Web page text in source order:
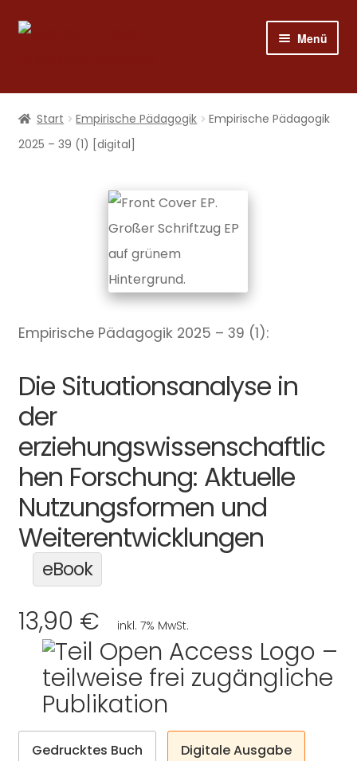
Zur
Zum
Menü
Shop
Programm
Start Empirische Pädagogik
Empirische Pädagogik
2025 – 39 (1) [digital]
Empirische Pädagogik 2025 – 39 (1):
Die Situationsanalyse in
der
erziehungswissenschaftlic
hen Forschung: Aktuelle
Nutzungsformen und
Weiterentwicklungen
eBook
13,90 € inkl. 7% MwSt.
Gedrucktes Buch Digitale Ausgabe